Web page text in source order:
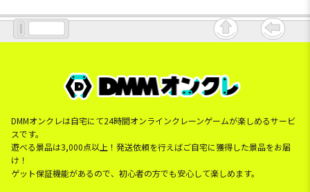
DMMオンクレは自宅にて24時間オンラインクレーンゲームが楽しめるサービ
スです。
遊べる景品は3,000点以上！発送依頼を行えばご自宅に獲得した景品をお届
け！
ゲット保証機能があるので、初心者の方でも安心して楽しめます。